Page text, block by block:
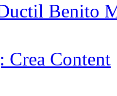
Benito
Crea Content